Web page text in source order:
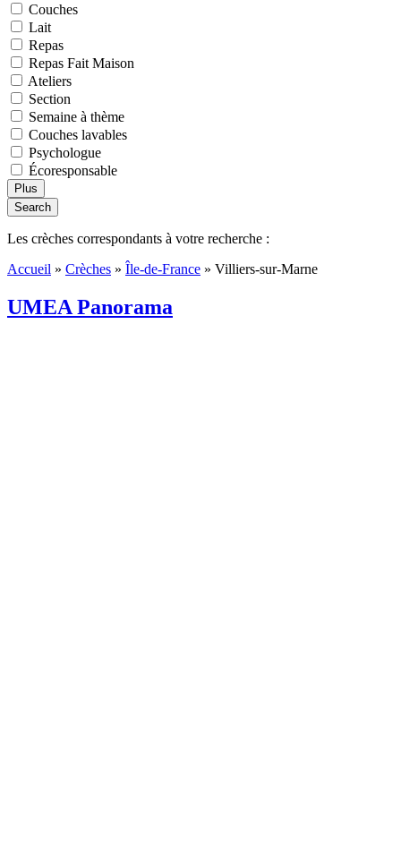
Couches
Lait
Repas
Repas Fait Maison
Ateliers
Section
Semaine à thème
Couches lavables
Psychologue
Écoresponsable
Plus
Search
Les crèches correspondants à votre recherche :
Accueil » Crèches » Île-de-France » Villiers-sur-Marne
UMEA Panorama